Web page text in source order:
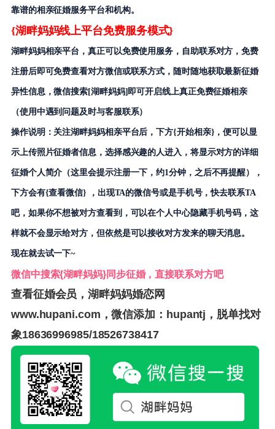
靠谱的相亲征婚服务平台和机构。
{湖畔妈妈线上平台免费服务模式}
湖畔妈妈相亲平台，真正可以免费使用服务，自助联系对方，免费
注册后即可免费查看对方微信或联系方式，随时随地获取最新征婚
异性信息，微信搜索[湖畔妈妈]即可开启线上真正免费征婚相亲
（使用中遇到问题及时与客服联系）
操作说明：关注湖畔妈妈相亲平台后，下方{开始相亲}，便可以显
示上传照片征婚者信息，选择感兴趣的人进入，将显示对方的详细
征婚个人简介（这里会提示注册一下，约1分钟，之后不再提醒），
下方会有{查看微信} ，出现TA的微信号或是手机号，快去联系TA
吧，如果你不想被对方查看到，可以在个人中心隐藏手机号码，这
样就不会显示给对方，但依然是可以接收对方发来的聊天消息。
现在就去试一下~
微信中搜索{湖畔妈妈}同步征婚，直接联系对方吧
查看征婚会员，湖畔妈妈婚恋网
www.hupani.com，微信添加：hupantj，脱单找对
象18636996985/18526738417